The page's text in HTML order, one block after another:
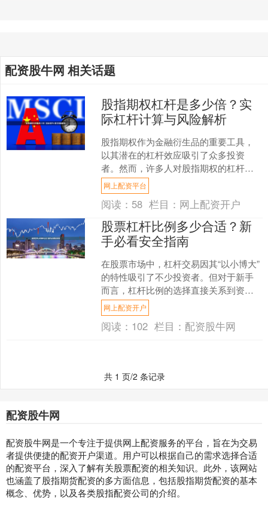
配资股牛网 相关话题
股指期权杠杆是多少倍？实
际杠杆计算与风险解析
股指期权作为金融衍生品的重要工具，
以其潜在的杠杆效应吸引了众多投资
者。然而，许多人对股指期权的杠杆倍
数存在误解，本文将深入解析股指期权
的实际杠杆计算方式，并揭示....
网上配资平台
阅读： 58 栏目： 网上配资开户
股票杠杆比例多少合适？新
手必看安全指南
在股票市场中，杠杆交易因其“以小博大”
的特性吸引了不少投资者。但对于新手
而言，杠杆比例的选择直接关系到资金
安全和收益稳定性。那么，**股票杠杆比
例多少合适**？....
网上配资开户
阅读： 102 栏目： 配资股牛网
共 1 页/2 条记录
配资股牛网
配资股牛网是一个专注于提供网上配资服务的平台，旨在为交易
者提供便捷的配资开户渠道。用户可以根据自己的需求选择合适
的配资平台，深入了解有关股票配资的相关知识。此外，该网站
也涵盖了股指期货配资的多方面信息，包括股指期货配资的基本
概念、优势，以及各类股指配资公司的介绍。